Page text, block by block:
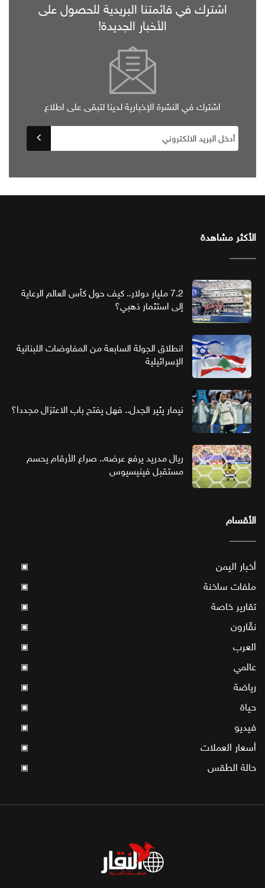
اشترك في قائمتنا البريدية للحصول على
الأخبار الجديدة!
اشترك في النشرة الإخبارية لدينا لتبقى على اطلاع
الأكثر مشاهدة
7.2 مليار دولار.. كيف حول كأس العالم الرعاية
إلى استثمار ذهبي؟
انطلاق الجولة السابعة من المفاوضات اللبنانية
الإسرائيلية
نيمار يثير الجدل.. فهل يفتح باب الاعتزال مجددا؟
ريال مدريد يرفع عرضه.. صراع الأرقام يحسم
مستقبل فينيسيوس
الأقسام
أخبار اليمن ▣
ملفات ساخنة ▣
تقارير خاصة ▣
نقّارون ▣
العرب ▣
عالمي ▣
رياضة ▣
حياة ▣
فيديو ▣
أسعار العملات ▣
حالة الطقس ▣